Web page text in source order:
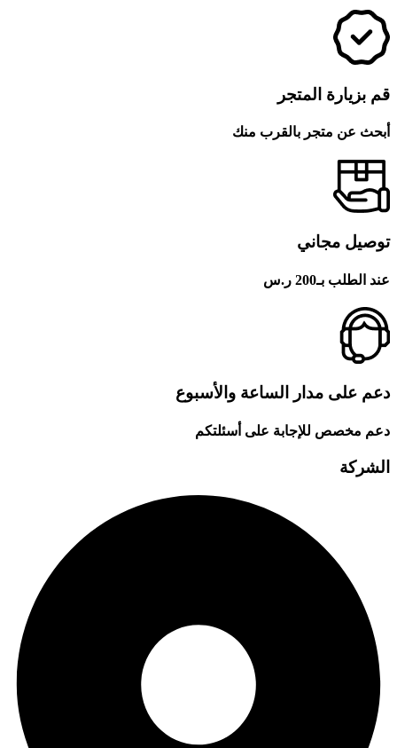
قم بزيارة المتجر
أبحث عن متجر بالقرب منك
توصيل مجاني
عند الطلب بـ200 ر.س
دعم على مدار الساعة والأسبوع
دعم مخصص للإجابة على أسئلتكم
الشركة